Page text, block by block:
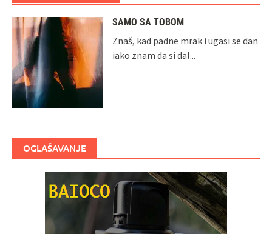
SAMO SA TOBOM
Znaš, kad padne mrak i ugasi se dan
iako znam da si dal...
OGLAŠAVANJE